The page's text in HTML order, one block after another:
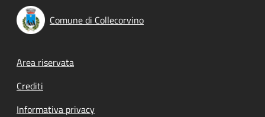
Comune di Collecorvino
Footer menu
Area riservata
Crediti
Informativa privacy